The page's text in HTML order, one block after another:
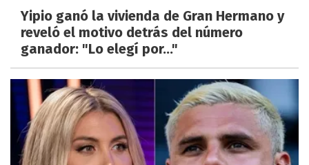
Yipio ganó la vivienda de Gran Hermano y
reveló el motivo detrás del número
ganador: "Lo elegí por..."